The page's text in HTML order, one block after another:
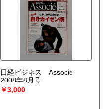
日経ビジネス Associe
2008年8月号
￥3,000